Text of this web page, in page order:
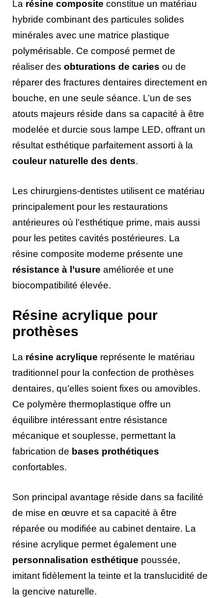
La résine composite constitue un matériau
hybride combinant des particules solides
minérales avec une matrice plastique
polymérisable. Ce composé permet de
réaliser des obturations de caries ou de
réparer des fractures dentaires directement en
bouche, en une seule séance. L’un de ses
atouts majeurs réside dans sa capacité à être
modelée et durcie sous lampe LED, offrant un
résultat esthétique parfaitement assorti à la
couleur naturelle des dents.
Les chirurgiens-dentistes utilisent ce matériau
principalement pour les restaurations
antérieures où l’esthétique prime, mais aussi
pour les petites cavités postérieures. La
résine composite moderne présente une
résistance à l’usure améliorée et une
biocompatibilité élevée.
Résine acrylique pour
prothèses
La résine acrylique représente le matériau
traditionnel pour la confection de prothèses
dentaires, qu’elles soient fixes ou amovibles.
Ce polymère thermoplastique offre un
équilibre intéressant entre résistance
mécanique et souplesse, permettant la
fabrication de bases prothétiques
confortables.
Son principal avantage réside dans sa facilité
de mise en œuvre et sa capacité à être
réparée ou modifiée au cabinet dentaire. La
résine acrylique permet également une
personnalisation esthétique poussée,
imitant fidèlement la teinte et la translucidité de
la gencive naturelle.